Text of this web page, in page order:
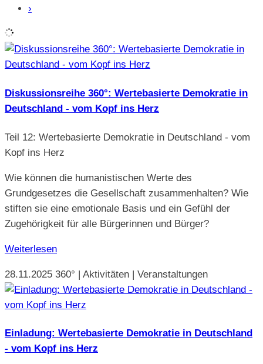
›
Diskussionsreihe 360°: Wertebasierte Demokratie in
Deutschland - vom Kopf ins Herz
Teil 12: Wertebasierte Demokratie in Deutschland - vom
Kopf ins Herz
Wie können die humanistischen Werte des
Grundgesetzes die Gesellschaft zusammenhalten? Wie
stiften sie eine emotionale Basis und ein Gefühl der
Zugehörigkeit für alle Bürgerinnen und Bürger?
Weiterlesen
28.11.2025 360° | Aktivitäten | Veranstaltungen
Einladung: Wertebasierte Demokratie in Deutschland
- vom Kopf ins Herz